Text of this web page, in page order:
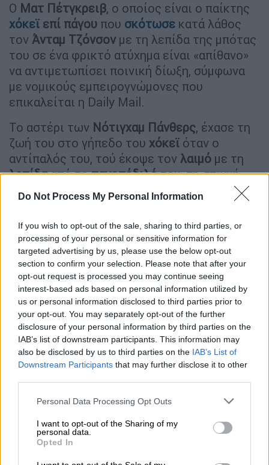
Do Not Process My Personal Information
If you wish to opt-out of the sale, sharing to third parties, or
processing of your personal or sensitive information for
targeted advertising by us, please use the below opt-out
section to confirm your selection. Please note that after your
opt-out request is processed you may continue seeing
interest-based ads based on personal information utilized by
us or personal information disclosed to third parties prior to
your opt-out. You may separately opt-out of the further
disclosure of your personal information by third parties on the
IAB’s list of downstream participants. This information may
also be disclosed by us to third parties on the IAB’s List of
Downstream Participants that may further disclose it to other
Please note that this website/app uses one or more Google
not limited to your visit or usage behaviour. You may click to
grant or deny consent to Google and its third-party tags to
use your data for below specified purposes in below Google
consent section.
Personal Data Processing Opt Outs
I want to opt-out of the Sharing of my
personal data.
Opted In
Ο Ματ Πέτγκρειβ, ο οποίος είναι ο παίκτης
χόκεϊ επί πάγου που σκότωσε κατά λάθος
τον Άνταμ Τζόνσον με τη λεπίδα της μπότας
του σε ένα φρικτό ατύχημα είναι «απίθανο»
να αντιμετωπίσει ποινική δίωξη, σύμφωνα
με νομικούς εμπειρογνώμονες που
επικαλείται η Daily Mail.
Το αστέρι των Νότιγχαμ Πάνθερς, έχασε τη
ζωή του στο γήπεδο του χόκεϊ όταν ο
αντίπαλός του, τού έκοψε τον λαιμό με τη
λεπίδααπό τοπαγοπέδιλότου, τη στιγμή
που οι δύο αθλητές
συγκρούστηκαν
σε μία
Ο 29χρονος σηκώθηκε για λίγο όρθιος,
αιμορραγώντας, προτού καταρρεύσει ξανά.
Έλαβε άμεση ιατρική βοήθεια, μεΚΑΡΠΑ
στον πάγο, ενώ μεταφέρθηκε άμεσα στο
νοσοκομείο, αλλά δεν κατάφερε να κρατηθεί
στη ζωή.
https://twitter.com/Jamesmk2010/status/171
8553026246427081
Η αστυνομία τουSouth Yorkshire
δήλωσε ότι
οι αξιωματικοί βρίσκονται στη σκηνή της
Utilita Arena«διεξάγοντας έρευνες» και ότι η